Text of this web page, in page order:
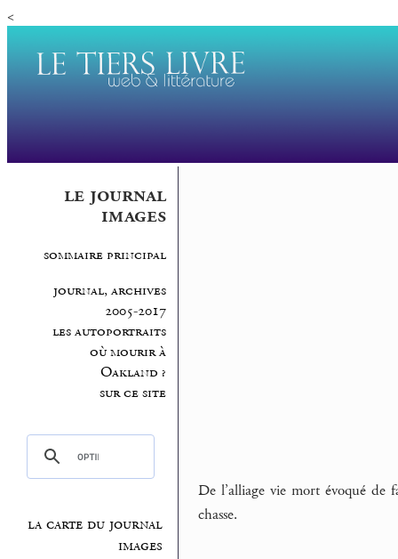
<
le journal
images
sommaire principal
journal, archives
2005-2017
les autoportraits
où mourir à
Oakland ?
sur ce site
la carte du journal
images
De l’alliage vie mort évoqué de
chasse.